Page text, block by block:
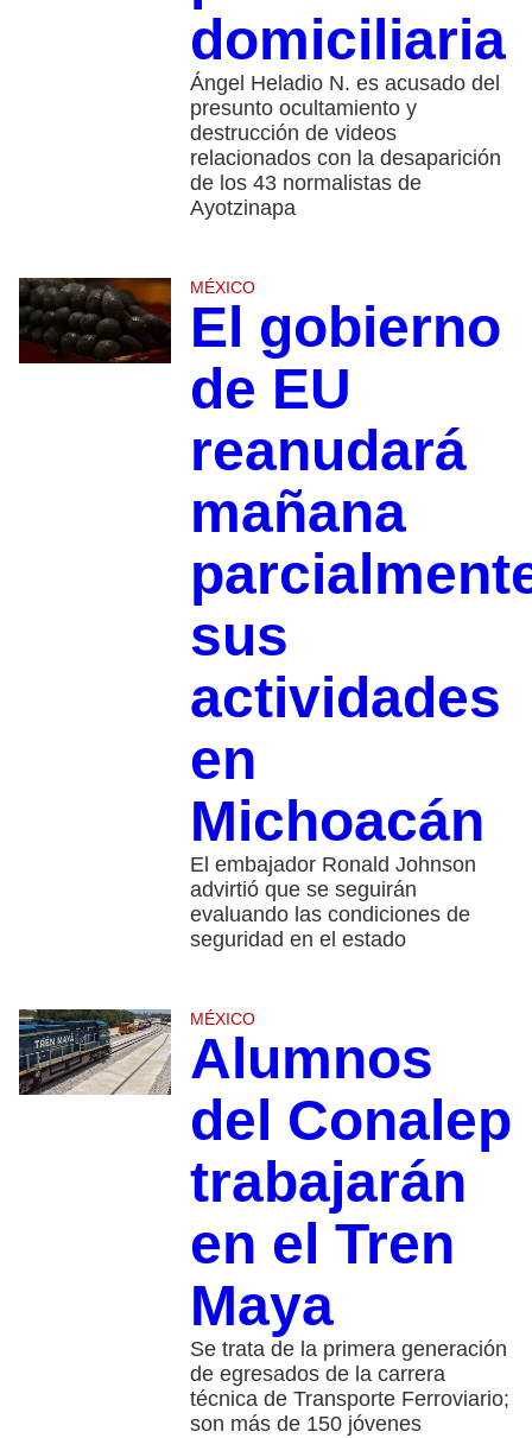
domiciliaria
Ángel Heladio N. es acusado del
presunto ocultamiento y
destrucción de videos
relacionados con la desaparición
de los 43 normalistas de
Ayotzinapa
MÉXICO
El gobierno
de EU
reanudará
mañana
sus
actividades
en
Michoacán
El embajador Ronald Johnson
advirtió que se seguirán
evaluando las condiciones de
seguridad en el estado
MÉXICO
Alumnos
del Conalep
trabajarán
en el Tren
Maya
Se trata de la primera generación
de egresados de la carrera
técnica de Transporte Ferroviario;
son más de 150 jóvenes